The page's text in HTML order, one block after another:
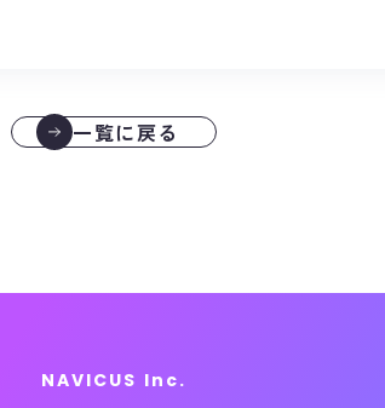
境等の変化を考慮して個人情報保護の取
ロミエ秋葉原801
一覧に戻る
NAVICUS Inc.